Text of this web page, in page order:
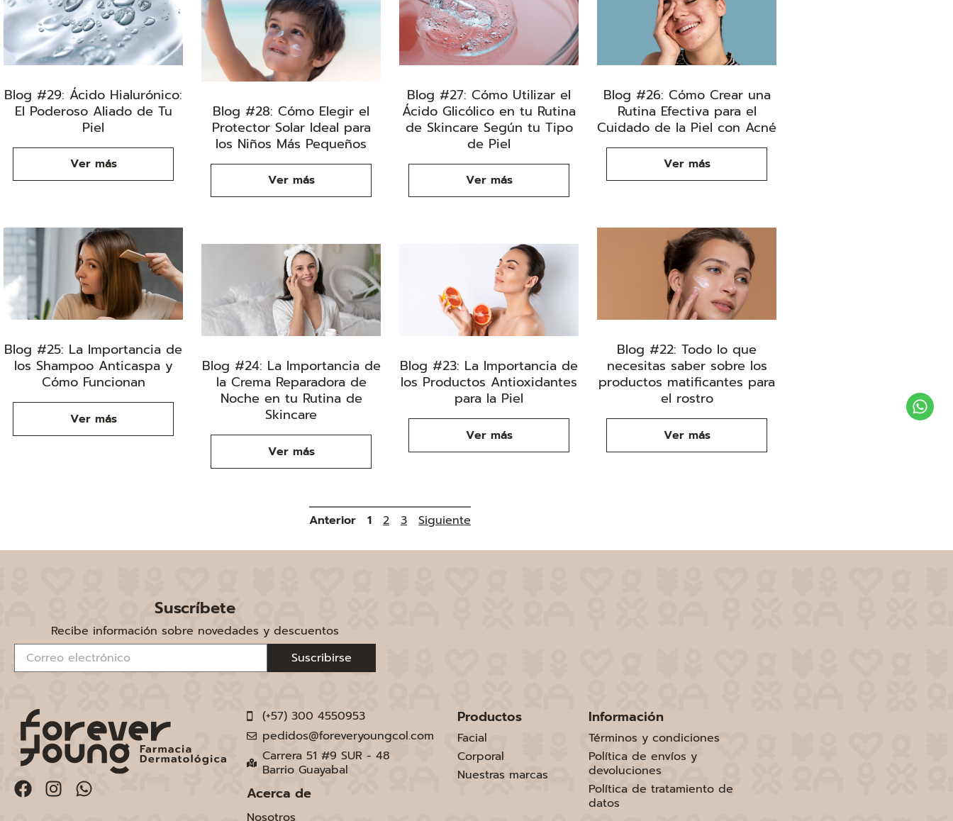
Blog #29: Ácido Hialurónico:
El Poderoso Aliado de Tu
Piel
Ver más
Blog #28: Cómo Elegir el
Protector Solar Ideal para
los Niños Más Pequeños
Ver más
Blog #27: Cómo Utilizar el
Ácido Glicólico en tu Rutina
de Skincare Según tu Tipo
de Piel
Ver más
Blog #26: Cómo Crear una
Rutina Efectiva para el
Cuidado de la Piel con Acné
Ver más
Blog #25: La Importancia de
los Shampoo Anticaspa y
Cómo Funcionan
Ver más
Blog #24: La Importancia de
la Crema Reparadora de
Noche en tu Rutina de
Skincare
Ver más
Blog #23: La Importancia de
los Productos Antioxidantes
para la Piel
Ver más
Blog #22: Todo lo que
necesitas saber sobre los
productos matificantes para
el rostro
Ver más
Anterior 1 2 3 Siguiente
Suscríbete
Recibe información sobre novedades y descuentos
Suscribirse
(+57) 300 4550953
pedidos@foreveryoungcol.com
Carrera 51 #9 SUR - 48
Barrio Guayabal
Acerca de
Nosotros
Productos
Facial
Corporal
Nuestras marcas
Información
Términos y condiciones
Política de envíos y
devoluciones
Política de tratamiento de
datos